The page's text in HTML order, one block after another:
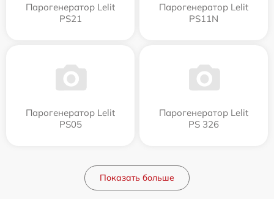
Парогенератор Lelit
PS21
Парогенератор Lelit
PS11N
Парогенератор Lelit
PS05
Парогенератор Lelit
PS 326
Показать больше